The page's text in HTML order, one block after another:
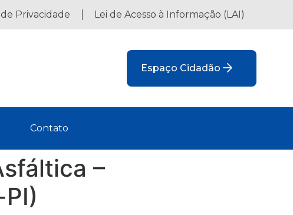
Privacidade Lei de Acesso à Informação (LAI)
Espaço Cidadão
Contato
–